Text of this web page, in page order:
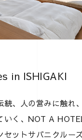
in ISHIGAKI
統、人の営みに触れ
いく、NOT A
セットサバニクルー